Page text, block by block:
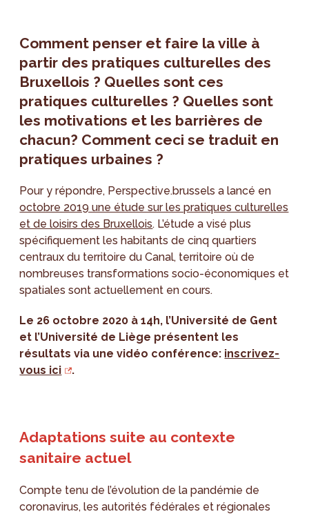
Comment penser et faire la ville à
partir des pratiques culturelles des
Bruxellois ? Quelles sont ces
pratiques culturelles ? Quelles sont
les motivations et les barrières de
chacun? Comment ceci se traduit en
pratiques urbaines ?
Pour y répondre, Perspective.brussels a lancé en
octobre 2019 une étude sur les pratiques culturelles
et de loisirs des Bruxellois. L’étude a visé plus
spécifiquement les habitants de cinq quartiers
centraux du territoire du Canal, territoire où de
nombreuses transformations socio-économiques et
spatiales sont actuellement en cours.
Le 26 octobre 2020 à 14h, l’Université de Gent
et l’Université de Liège présentent les
résultats via une vidéo conférence: inscrivez-
vous ici
.
Adaptations suite au contexte
sanitaire actuel
Compte tenu de l’évolution de la pandémie de
coronavirus, les autorités fédérales et régionales